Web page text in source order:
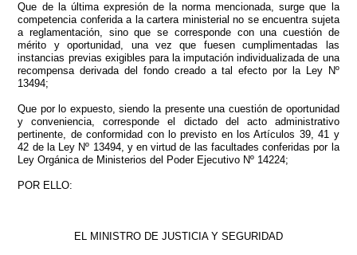
Que de la última expresión de la norma mencionada, surge que la
competencia conferida a la cartera ministerial no se encuentra sujeta
a reglamentación, sino que se corresponde con una cuestión de
mérito y oportunidad, una vez que fuesen cumplimentadas las
instancias previas exigibles para la imputación individualizada de una
recompensa derivada del fondo creado a tal efecto por la Ley Nº
13494;
Que por lo expuesto, siendo la presente una cuestión de oportunidad
y conveniencia, corresponde el dictado del acto administrativo
pertinente, de conformidad con lo previsto en los Artículos 39, 41 y
42 de la Ley Nº 13494, y en virtud de las facultades conferidas por la
Ley Orgánica de Ministerios del Poder Ejecutivo Nº 14224;
POR ELLO:
EL MINISTRO DE JUSTICIA Y SEGURIDAD